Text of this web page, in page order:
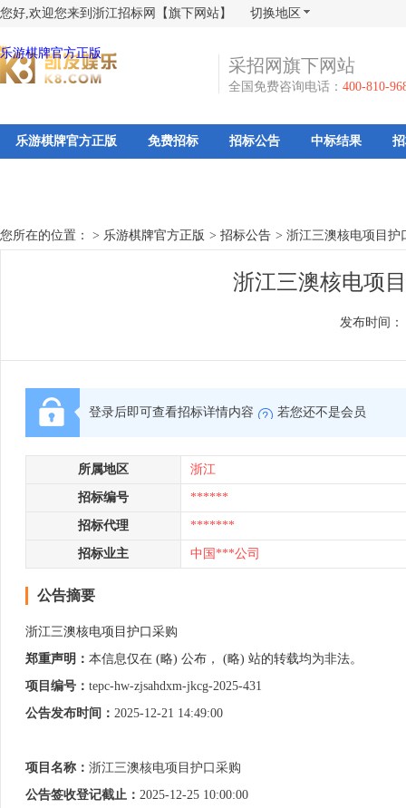
您好,欢迎您来到浙江招标网【旗下网站】 切换地区
乐游棋牌官方正版
采招网旗下网站
全国免费咨询电话： 400-810-
乐游棋牌官方正版 免费招标 招标公告 中标结果
您所在的位置： > 乐游棋牌官方正版 > 招标公告 > 浙江三澳核电项目护
浙江三澳核电项
发布时间：
登录后即可查看招标详情内容 若您还不是会员
所属地区 浙江
招标编号 ******
招标代理 *******
招标业主 中国***公司
公告摘要
浙江三澳核电项目护口采购
郑重声明： 本信息仅在 (略) 公布， (略) 站的转载均为非法。
项目编号： tepc-hw-zjsahdxm-jkcg-2025-431
公告发布时间： 2025-12-21 14:49:00
项目名称： 浙江三澳核电项目护口采购
公告签收登记截止： 2025-12-25 10:00:00